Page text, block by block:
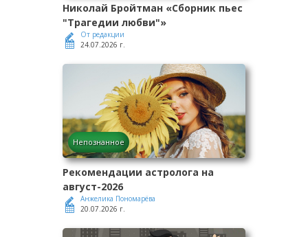
Николай Бройтман «Сборник пьес
"Трагедии любви"»
От редакции
24.07.2026 г.
Непознанное
Рекомендации астролога на
август-2026
Анжелика Пономарёва
20.07.2026 г.